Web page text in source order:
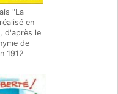
"La
en
d'après le
de
1912